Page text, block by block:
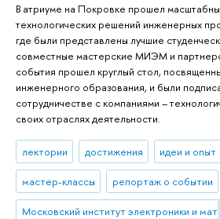
В атриуме на Покровке прошел
технологических решений инженерных
где были представлены лучшие
совместные мастерские МИЭМ и
события прошел круглый стол,
инженерного образования, и были
сотрудничестве с компаниями –
своих отраслях деятельности.
лектории достижения идеи и опыт
мастер-классы репортаж о событии
Московский институт электроники и